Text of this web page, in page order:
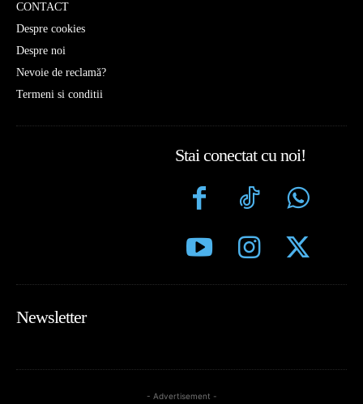
CONTACT
Despre cookies
Despre noi
Nevoie de reclamă?
Termeni si conditii
Stai conectat cu noi!
Newsletter
- Advertisement -